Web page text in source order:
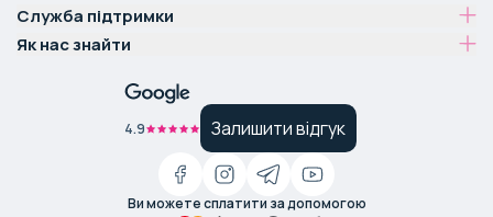
Служба підтримки
Як нас знайти
4.9 Залишити відгук
Ви можете сплатити за допомогою